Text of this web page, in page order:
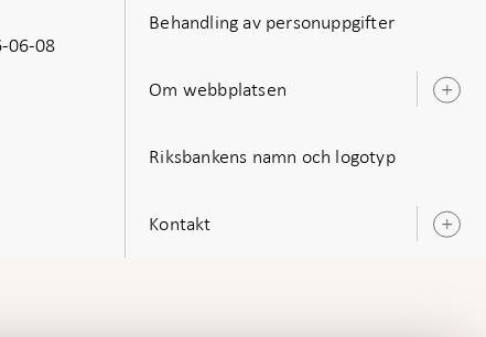
06-08
Behandling av personuppgifter
Om webbplatsen
Riksbankens namn och logotyp
Kontakt